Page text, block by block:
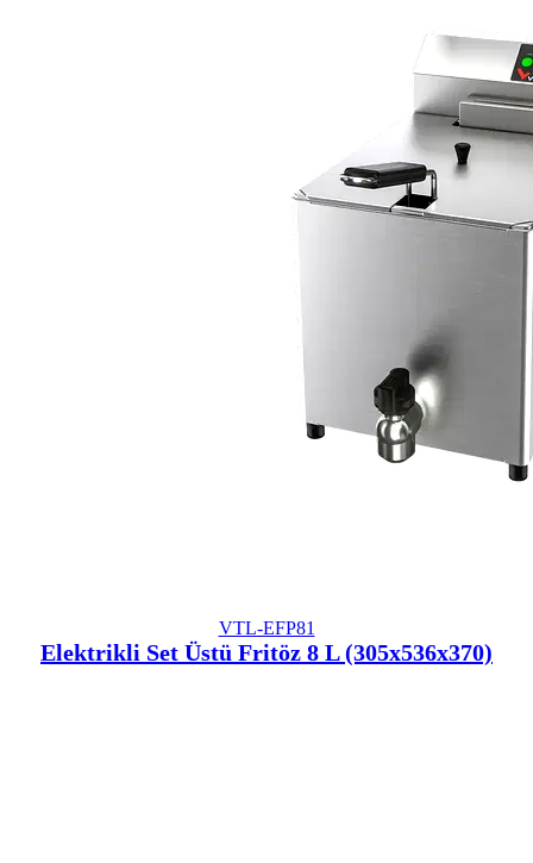
VTL-EFP81
Elektrikli Set Üstü Fritöz 8 L (305x536x370)